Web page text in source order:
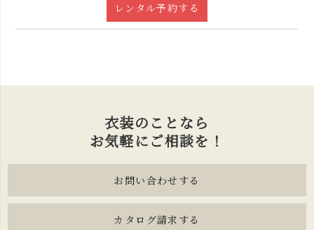
レンタル予約する
衣装のことなら
お気軽にご相談を！
お問い合わせする
カタログ請求する